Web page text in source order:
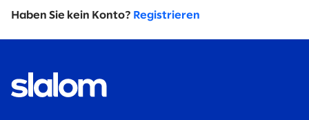
Haben Sie kein Konto? Registrieren